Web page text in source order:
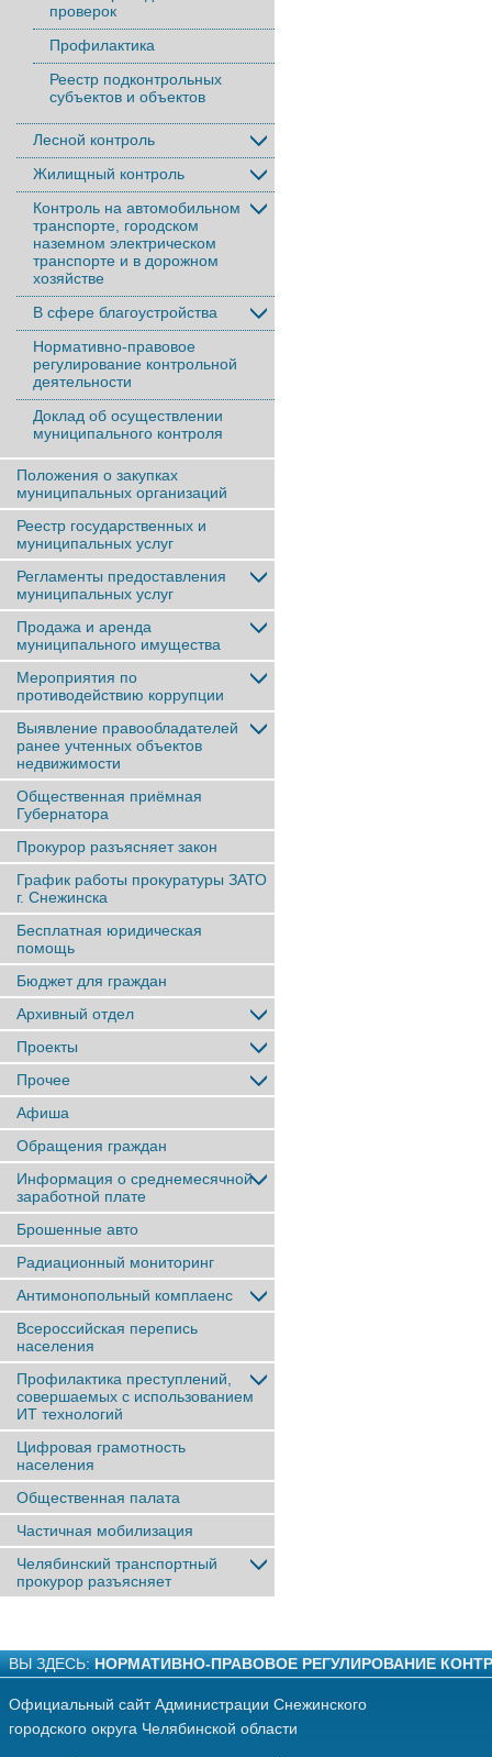
проверок
Профилактика
Реестр подконтрольных
субъектов и объектов
Лесной контроль
Жилищный контроль
Контроль на автомобильном
транспорте, городском
наземном электрическом
транспорте и в дорожном
хозяйстве
В сфере благоустройства
Нормативно-правовое
регулирование контрольной
деятельности
Доклад об осуществлении
муниципального контроля
Положения о закупках
муниципальных организаций
Реестр государственных и
муниципальных услуг
Регламенты предоставления
муниципальных услуг
Продажа и аренда
муниципального имущества
Мероприятия по
противодействию коррупции
Выявление правообладателей
ранее учтенныx объектов
недвижимости
Общественная приёмная
Губернатора
Прокурор разъясняет закон
График работы прокуратуры ЗАТО
г. Снежинска
Бесплатная юридическая
помощь
Бюджет для граждан
Архивный отдел
Проекты
Прочее
Афиша
Обращения граждан
Информация о среднемесячной
заработной плате
Брошенные авто
Радиационный мониторинг
Антимонопольный комплаенс
Всероссийская перепись
населения
Профилактика преступлений,
совершаемых с использованием
ИТ технологий
Цифровая грамотность
населения
Общественная палата
Частичная мобилизация
Челябинский транспортный
прокурор разъясняет
ВЫ ЗДЕСЬ: НОРМАТИВНО-ПРАВОВОЕ РЕГУЛИРОВАНИЕ
Официальный сайт Администрации Снежинского
городского округа Челябинской области